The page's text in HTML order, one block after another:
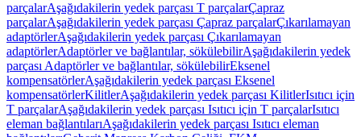
parçalarAşağıdakilerin yedek parçası T parçalarÇapraz
parçalarAşağıdakilerin yedek parçası Çapraz parçalarÇıkarılamayan
adaptörlerAşağıdakilerin yedek parçası Çıkarılamayan
adaptörlerAdaptörler ve bağlantılar, sökülebilirAşağıdakilerin yedek
parçası Adaptörler ve bağlantılar, sökülebilirEksenel
kompensatörlerAşağıdakilerin yedek parçası Eksenel
kompensatörlerKilitlerAşağıdakilerin yedek parçası KilitlerIsıtıcı için
T parçalarAşağıdakilerin yedek parçası Isıtıcı için T parçalarIsıtıcı
eleman bağlantılarıAşağıdakilerin yedek parçası Isıtıcı eleman